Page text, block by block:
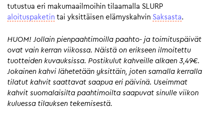
tutustua eri makumaailmoihin tilaamalla SLURP
aloituspaketin tai yksittäisen elämyskahvin Saksasta.
HUOM! Jollain pienpaahtimoilla paahto- ja toimituspäivät
ovat vain kerran viikossa. Näistä on erikseen ilmoitettu
tuotteiden kuvauksissa. Postikulut kahveille alkaen 3,49€.
Jokainen kahvi lähetetään yksittäin, joten samalla kerralla
tilatut kahvit saattavat saapua eri päivinä. Useimmat
kahvit suomalaisilta paahtimoilta saapuvat sinulle viikon
kuluessa tilauksen tekemisestä.